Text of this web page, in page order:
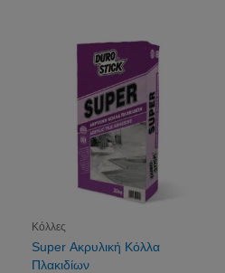
Κόλλες
Super Ακρυλική Κόλλα
Πλακιδίων